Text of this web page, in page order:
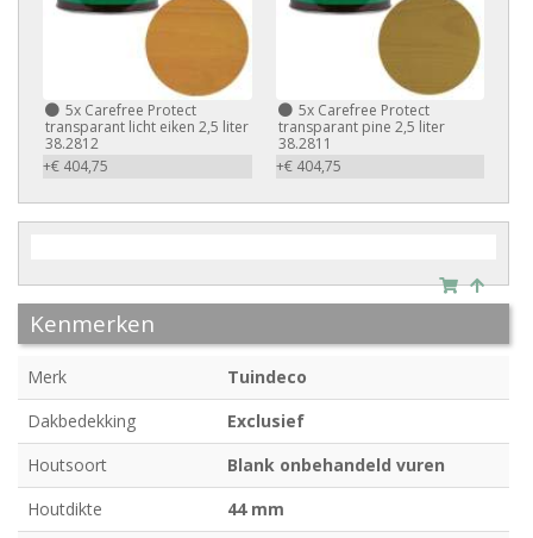
5x Carefree Protect
transparant licht eiken 2,5 liter
38.2812
+€ 404,75
5xCarefree Protect
transparant pine 2,5 liter
38.2811
+€ 404,75
Kenmerken
Merk
Tuindeco
Dakbedekking
Exclusief
Houtsoort
Blank onbehandeld vuren
Houtdikte
44 mm